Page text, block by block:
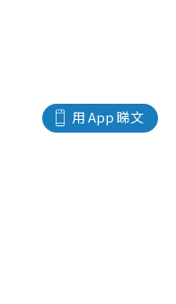
用 App 睇文